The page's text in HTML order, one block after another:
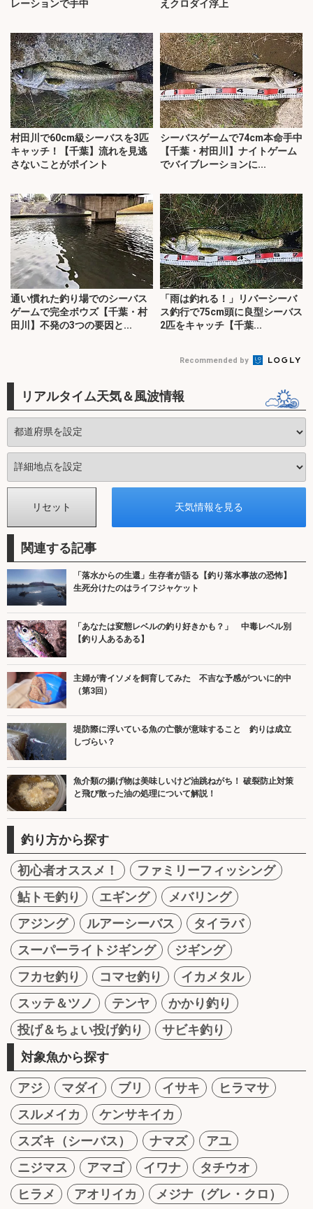
レーションで手中 えクロダイ浮上
村田川で60cm級シーバスを3匹
キャッチ！【千葉】流れを見逃
さないことがポイント
シーバスゲームで74cm本命手中
【千葉・村田川】ナイトゲーム
でバイブレーションに...
通い慣れた釣り場でのシーバス
ゲームで完全ボウズ【千葉・村
田川】不発の3つの要因と...
「雨は釣れる！」リバーシーバ
ス釣行で75cm頭に良型シーバス
2匹をキャッチ【千葉...
Recommended by
リアルタイム天気＆風波情報
関連する記事
「落水からの生還」生存者が語る【釣り落水事故の恐怖】
生死分けたのはライフジャケット
「あなたは変態レベルの釣り好きかも？」 中毒レベル別
【釣り人あるある】
主婦が青イソメを飼育してみた 不吉な予感がついに的中
（第3回）
堤防際に浮いている魚の亡骸が意味すること 釣りは成立
しづらい？
魚介類の揚げ物は美味しいけど油跳ねがち！ 破裂防止対策
と飛び散った油の処理について解説！
釣り方から探す
初心者オススメ！
ファミリーフィッシング
鮎トモ釣り
エギング
メバリング
アジング
ルアーシーバス
タイラバ
スーパーライトジギング
ジギング
フカセ釣り
コマセ釣り
イカメタル
スッテ＆ツノ
テンヤ
かかり釣り
投げ＆ちょい投げ釣り
サビキ釣り
対象魚から探す
アジ マダイ ブリ イサキ
ヒラマサ
スルメイカ
ケンサキイカ
スズキ（シーバス）
ナマズ
アユ
ニジマス
アマゴ イワナ
タチウオ
ヒラメ
アオリイカ
メジナ（グレ・クロ）